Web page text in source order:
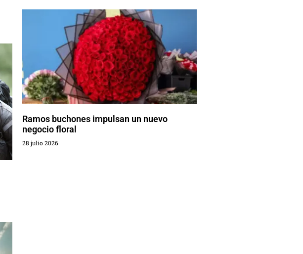
Ramos buchones impulsan un nuevo
negocio floral
28 julio 2026